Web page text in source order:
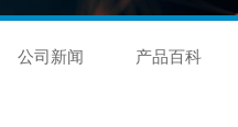
产能优势
设备优势
公司新闻 产品百科